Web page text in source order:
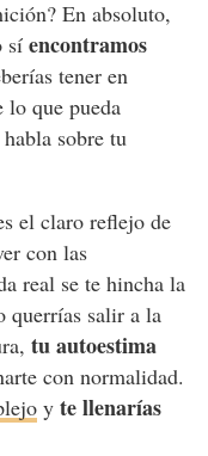
En absoluto,
sí encontramos
tener en
lo que pueda
sobre tu
el claro reflejo de
con las
real se te hincha la
querrías salir a la
tu autoestima
con normalidad.
y te llenarías